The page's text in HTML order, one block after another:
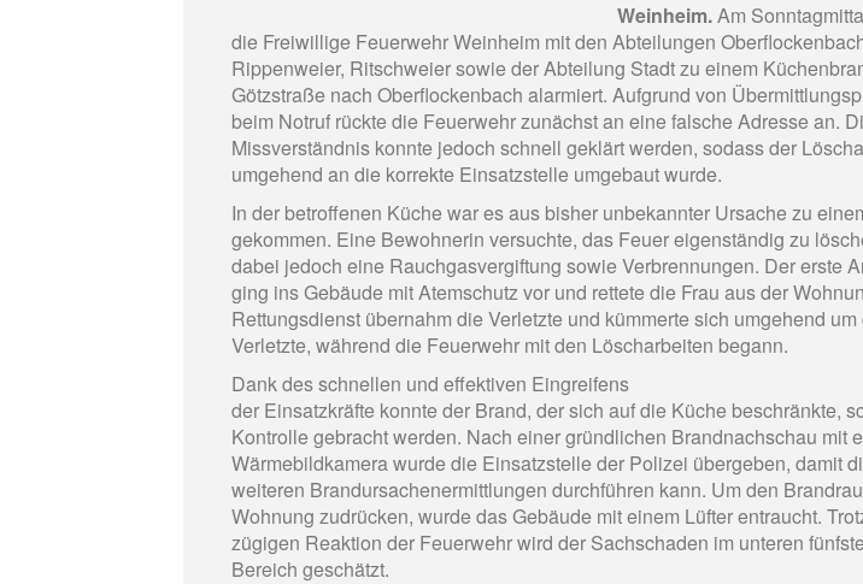
Weinheim.Am
die Freiwillige Feuerwehr Weinheim mit den Abteilungen
Rippenweier, Ritschweier sowie der Abteilung Stadt zu einem
Götzstraße nach Oberflockenbach alarmiert. Aufgrund von
beim Notruf rückte die Feuerwehr zunächst an eine falsche Adresse an.
Missverständnis konnte jedoch schnell geklärt werden, sodass der
umgehend an die korrekte Einsatzstelle umgebaut wurde.
In der betroffenen Küche war es aus bisher unbekannter Ursache zu
gekommen. Eine Bewohnerin versuchte, das Feuer eigenständig zu
dabei jedoch eine Rauchgasvergiftung sowie Verbrennungen. Der erste
ging ins Gebäude mit Atemschutz vor und rettete die Frau aus der
Rettungsdienst übernahm die Verletzte und kümmerte sich umgehend um
Verletzte, während die Feuerwehr mit den Löscharbeiten begann.
Dank des schnellen und effektiven Eingreifens
der Einsatzkräfte konnte der Brand, der sich auf die Küche beschränkte,
Kontrolle gebracht werden. Nach einer gründlichen Brandnachschau mit
Wärmebildkamera wurde die Einsatzstelle der Polizei übergeben, damit
weiteren Brandursachenermittlungen durchführen kann. Um den
Wohnung zudrücken, wurde das Gebäude mit einem Lüfter entraucht.
zügigen Reaktion der Feuerwehr wird der Sachschaden im unteren
Bereich geschätzt.